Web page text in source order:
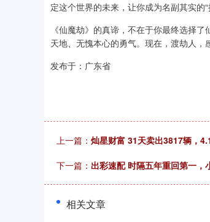
定这个世界的未来，让你成为名副其实的“
《仙魔劫》的真谛，不在于你最终选择
天地、无愧本心的勇气。现在，渡劫人，
发布于：广东省
上一篇： 灿星财富 31天卖出3817辆，
下一篇： 出彩速配 时隔五年重回第一，
相关文章